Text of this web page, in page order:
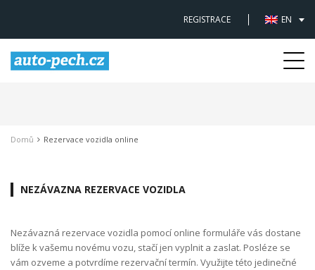
REGISTRACE EN
Domů Rezervace vozidla online
NEZÁVAZNA REZERVACE VOZIDLA
Nezávazná rezervace vozidla pomocí online formuláře vás dostane
blíže k vašemu novému vozu, stačí jen vyplnit a zaslat. Posléze se
vám ozveme a potvrdíme rezervační termín. Využijte této jedinečné